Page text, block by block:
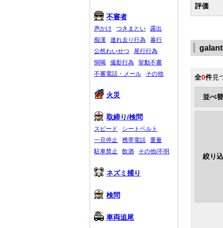
評価
全0件見
並べ
絞り
不審者
声かけ つきまとい
露出
痴漢
連れ去り行為
暴行
公然わいせつ
尾行行為
恫喝
撮影行為
挙動不審
不審電話・メール
その他
火災
取締り/検問
スピード
シートベルト
一旦停止
携帯電話
重量
駐車禁止
飲酒 その他/不明
ネズミ捕り
検問
車両追尾